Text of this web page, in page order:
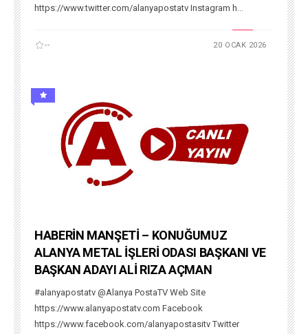
https://www.twitter.com/alanyapostatv Instagram h...
-- 20 OCAK 2026
HABERİN MANŞETİ – KONUĞUMUZ
ALANYA METAL İŞLERİ ODASI BAŞKANI VE
BAŞKAN ADAYI ALİ RIZA AÇMAN
#alanyapostatv @Alanya PostaTV Web Site
https://www.alanyapostatv.com Facebook
https://www.facebook.com/alanyapostasitv Twitter